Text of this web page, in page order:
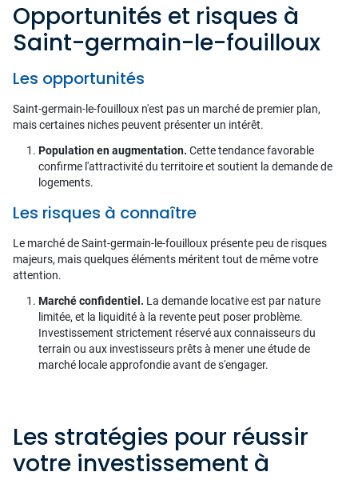
Opportunités et risques à
Saint-germain-le-fouilloux
Les opportunités
Saint-germain-le-fouilloux n'est pas un marché de premier plan,
mais certaines niches peuvent présenter un intérêt.
Population en augmentation. Cette tendance favorable
confirme l'attractivité du territoire et soutient la demande de
logements.
Les risques à connaître
Le marché de Saint-germain-le-fouilloux présente peu de risques
majeurs, mais quelques éléments méritent tout de même votre
attention.
Marché confidentiel. La demande locative est par nature
limitée, et la liquidité à la revente peut poser problème.
Investissement strictement réservé aux connaisseurs du
terrain ou aux investisseurs prêts à mener une étude de
marché locale approfondie avant de s'engager.
Les stratégies pour réussir
votre investissement à